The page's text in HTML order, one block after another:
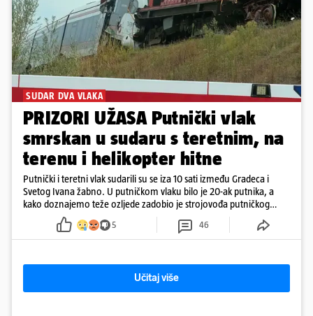
SUDAR DVA VLAKA
PRIZORI UŽASA Putnički vlak
smrskan u sudaru s teretnim, na
terenu i helikopter hitne
Putnički i teretni vlak sudarili su se iza 10 sati između Gradeca i
Svetog Ivana žabno. U putničkom vlaku bilo je 20-ak putnika, a
kako doznajemo teže ozljede zadobio je strojovođa putničkog
vlaka. Zatvoren je promet, a fotoreporteri Prigorskog objavili su
prve snimke s mjesta sudara
5 46
Učitaj više